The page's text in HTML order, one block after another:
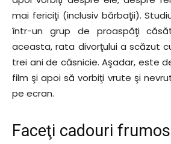
mai fericiţi (inclusiv bărbaţii).
într-un grup de proaspăţi
aceasta, rata divorţului a scăzut
trei ani de căsnicie. Aşadar, este
film şi apoi să vorbiţi vrute şi
pe ecran.
Faceţi cadouri